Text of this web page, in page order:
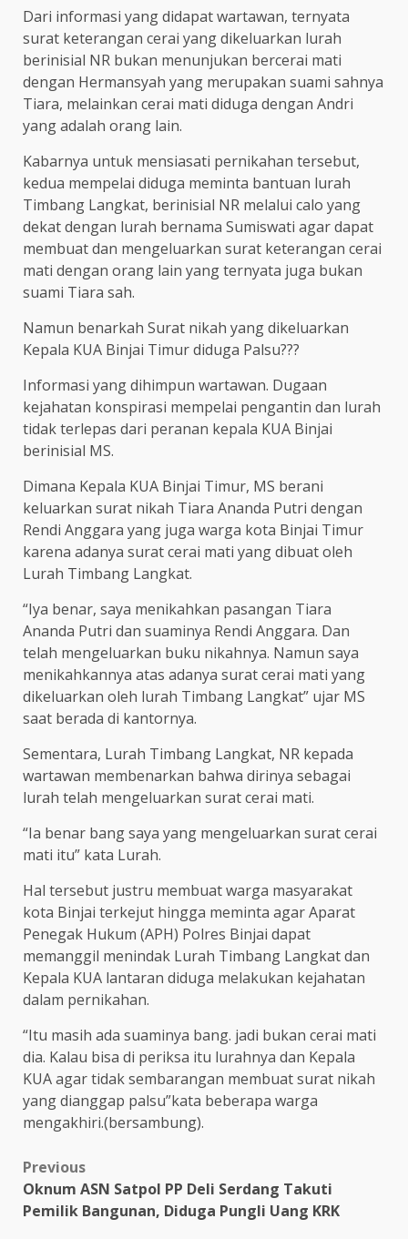
Dari informasi yang didapat wartawan, ternyata
surat keterangan cerai yang dikeluarkan lurah
berinisial NR bukan menunjukan bercerai mati
dengan Hermansyah yang merupakan suami sahnya
Tiara, melainkan cerai mati diduga dengan Andri
yang adalah orang lain.
Kabarnya untuk mensiasati pernikahan tersebut,
kedua mempelai diduga meminta bantuan lurah
Timbang Langkat, berinisial NR melalui calo yang
dekat dengan lurah bernama Sumiswati agar dapat
membuat dan mengeluarkan surat keterangan cerai
mati dengan orang lain yang ternyata juga bukan
suami Tiara sah.
Namun benarkah Surat nikah yang dikeluarkan
Kepala KUA Binjai Timur diduga Palsu???
Informasi yang dihimpun wartawan. Dugaan
kejahatan konspirasi mempelai pengantin dan lurah
tidak terlepas dari peranan kepala KUA Binjai
berinisial MS.
Dimana Kepala KUA Binjai Timur, MS berani
keluarkan surat nikah Tiara Ananda Putri dengan
Rendi Anggara yang juga warga kota Binjai Timur
karena adanya surat cerai mati yang dibuat oleh
Lurah Timbang Langkat.
“Iya benar, saya menikahkan pasangan Tiara
Ananda Putri dan suaminya Rendi Anggara. Dan
telah mengeluarkan buku nikahnya. Namun saya
menikahkannya atas adanya surat cerai mati yang
dikeluarkan oleh lurah Timbang Langkat” ujar MS
saat berada di kantornya.
Sementara, Lurah Timbang Langkat, NR kepada
wartawan membenarkan bahwa dirinya sebagai
lurah telah mengeluarkan surat cerai mati.
“Ia benar bang saya yang mengeluarkan surat cerai
mati itu” kata Lurah.
Hal tersebut justru membuat warga masyarakat
kota Binjai terkejut hingga meminta agar Aparat
Penegak Hukum (APH) Polres Binjai dapat
memanggil menindak Lurah Timbang Langkat dan
Kepala KUA lantaran diduga melakukan kejahatan
dalam pernikahan.
“Itu masih ada suaminya bang. jadi bukan cerai mati
dia. Kalau bisa di periksa itu lurahnya dan Kepala
KUA agar tidak sembarangan membuat surat nikah
yang dianggap palsu”kata beberapa warga
mengakhiri.(bersambung).
Post
navigation
Previous
Oknum ASN Satpol PP Deli Serdang Takuti
Pemilik Bangunan, Diduga Pungli Uang KRK